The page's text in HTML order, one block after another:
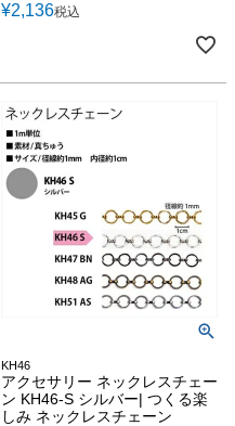
¥2,136税込
KH46
アクセサリー ネックレスチェー
ン KH46-S シルバー| つくる楽
しみ ネックレスチェーン